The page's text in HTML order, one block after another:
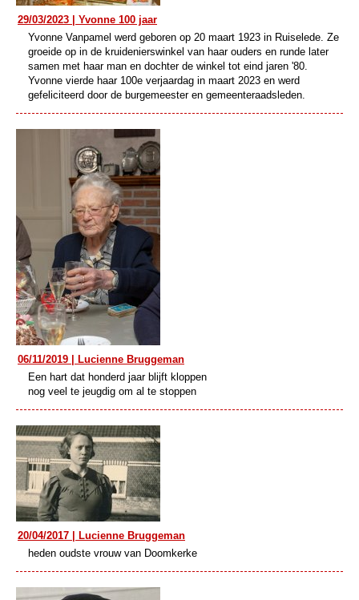
29/03/2023 | Yvonne 100 jaar
Yvonne Vanpamel werd geboren op 20 maart 1923 in Ruiselede. Ze
groeide op in de kruidenierswinkel van haar ouders en runde later
samen met haar man en dochter de winkel tot eind jaren '80.
Yvonne vierde haar 100e verjaardag in maart 2023 en werd
gefeliciteerd door de burgemeester en gemeenteraadsleden.
06/11/2019 | Lucienne Bruggeman
Een hart dat honderd jaar blijft kloppen
nog veel te jeugdig om al te stoppen
20/04/2017 | Lucienne Bruggeman
heden oudste vrouw van Doomkerke